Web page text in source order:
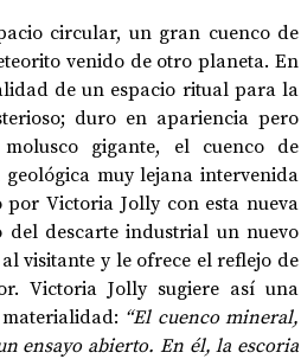
circular, un gran cuenco de
venido de otro planeta. En
de un espacio ritual para la
duro en apariencia pero
muy lejana intervenida
Victoria Jolly con esta nueva
descarte industrial un nuevo
visitante y le ofrece el reflejo de
Victoria Jolly sugiere así una
“El cuenco mineral,
ensayo abierto. En él, la escoria